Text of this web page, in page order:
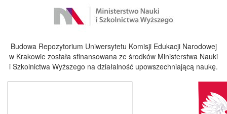
Budowa Repozytorium Uniwersytetu Komisji Edukacji Narodowej
w Krakowie została sfinansowana ze środków Ministerstwa Nauki
i Szkolnictwa Wyższego na działalność upowszechniającą naukę.